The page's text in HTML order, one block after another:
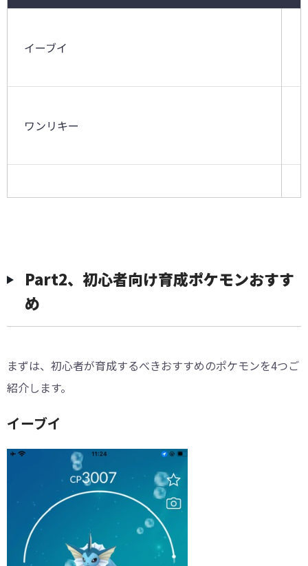
イーブイ
ワンリキー
タマタマ
ウリムー
ミニリュウ
︎︎Part2、初心者向け育成ポケモンおすす
め
まずは、初心者が育成するべきおすすめのポケモンを4つご
紹介します。
イーブイ